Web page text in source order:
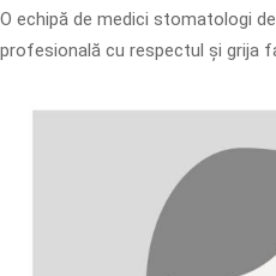
O echipă de medici stomatologi
profesională cu respectul și grija